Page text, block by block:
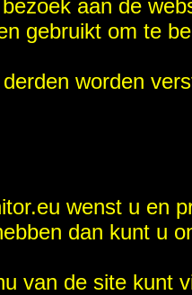
aan de
gebruikt om te
worden
wenst u en
dan kunt u
van de site kunt